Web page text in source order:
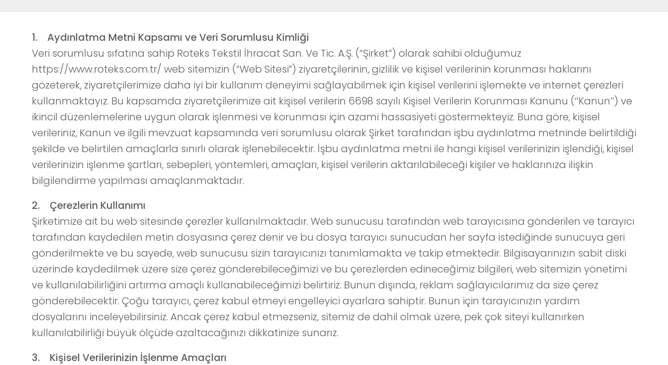
1. Aydınlatma Metni Kapsamı ve Veri Sorumlusu Kimliği
Veri sorumlusu sıfatına sahip Roteks Tekstil İhracat San. Ve Tic. A.Ş. (“Şirket”) olarak sahibi olduğumuz
https://www.roteks.com.tr/ web sitemizin (“Web Sitesi”) ziyaretçilerinin, gizlilik ve kişisel verilerinin korunması haklarını
gözeterek, ziyaretçilerimize daha iyi bir kullanım deneyimi sağlayabilmek için kişisel verilerini işlemekte ve internet çerezleri
kullanmaktayız. Bu kapsamda ziyaretçilerimize ait kişisel verilerin 6698 sayılı Kişisel Verilerin Korunması Kanunu (‘’Kanun’’) ve
ikincil düzenlemelerine uygun olarak işlenmesi ve korunması için azami hassasiyeti göstermekteyiz. Buna göre, kişisel
verileriniz, Kanun ve ilgili mevzuat kapsamında veri sorumlusu olarak Şirket tarafından işbu aydınlatma metninde belirtildiği
şekilde ve belirtilen amaçlarla sınırlı olarak işlenebilecektir. İşbu aydınlatma metni ile hangi kişisel verilerinizin işlendiği, kişisel
verilerinizin işlenme şartları, sebepleri, yöntemleri, amaçları, kişisel verilerin aktarılabileceği kişiler ve haklarınıza ilişkin
bilgilendirme yapılması amaçlanmaktadır.
2. Çerezlerin Kullanımı
Şirketimize ait bu web sitesinde çerezler kullanılmaktadır. Web sunucusu tarafından web tarayıcısına gönderilen ve tarayıcı
tarafından kaydedilen metin dosyasına çerez denir ve bu dosya tarayıcı sunucudan her sayfa istediğinde sunucuya geri
gönderilmekte ve bu sayede, web sunucusu sizin tarayıcınızı tanımlamakta ve takip etmektedir. Bilgisayarınızın sabit diski
üzerinde kaydedilmek üzere size çerez gönderebileceğimizi ve bu çerezlerden edineceğimiz bilgileri, web sitemizin yönetimi
ve kullanılabilirliğini artırma amaçlı kullanabileceğimizi belirtiriz. Bunun dışında, reklam sağlayıcılarımız da size çerez
gönderebilecektir. Çoğu tarayıcı, çerez kabul etmeyi engelleyici ayarlara sahiptir. Bunun için tarayıcınızın yardım
dosyalarını inceleyebilirsiniz. Ancak çerez kabul etmezseniz, sitemiz de dahil olmak üzere, pek çok siteyi kullanırken
kullanılabilirliği büyük ölçüde azaltacağınızı dikkatinize sunarız.
3. Kişisel Verilerinizin İşlenme Amaçları